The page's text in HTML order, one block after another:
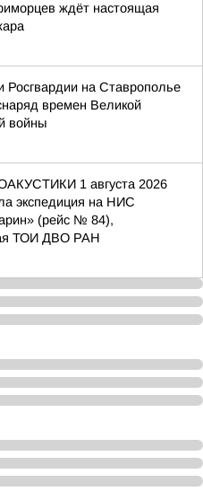
ждёт настоящая
Росгвардии на Ставрополье
времен Великой
войны
1 августа 2026
экспедиция на НИС
(рейс № 84),
ТОИ ДВО РАН